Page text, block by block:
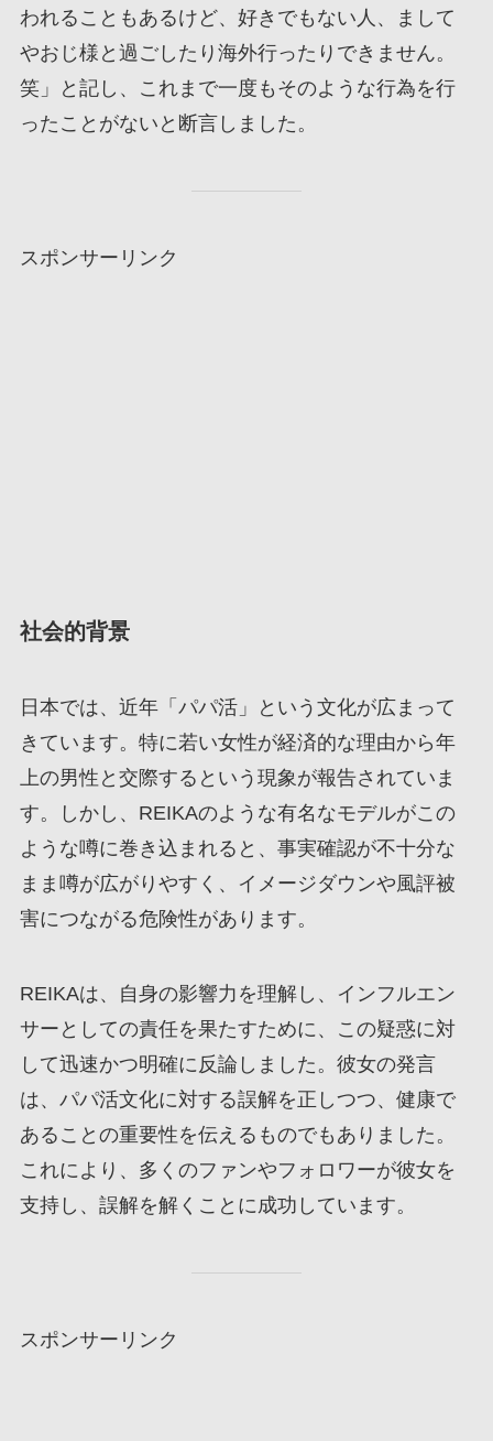
われることもあるけど、好きでもない人、まして
やおじ様と過ごしたり海外行ったりできません。
笑」と記し、これまで一度もそのような行為を行
ったことがないと断言しました。
スポンサーリンク
社会的背景
日本では、近年「パパ活」という文化が広まって
きています。特に若い女性が経済的な理由から年
上の男性と交際するという現象が報告されていま
す。しかし、REIKAのような有名なモデルがこの
ような噂に巻き込まれると、事実確認が不十分な
まま噂が広がりやすく、イメージダウンや風評被
害につながる危険性があります。
REIKAは、自身の影響力を理解し、インフルエン
サーとしての責任を果たすために、この疑惑に対
して迅速かつ明確に反論しました。彼女の発言
は、パパ活文化に対する誤解を正しつつ、健康で
あることの重要性を伝えるものでもありました。
これにより、多くのファンやフォロワーが彼女を
支持し、誤解を解くことに成功しています。
スポンサーリンク